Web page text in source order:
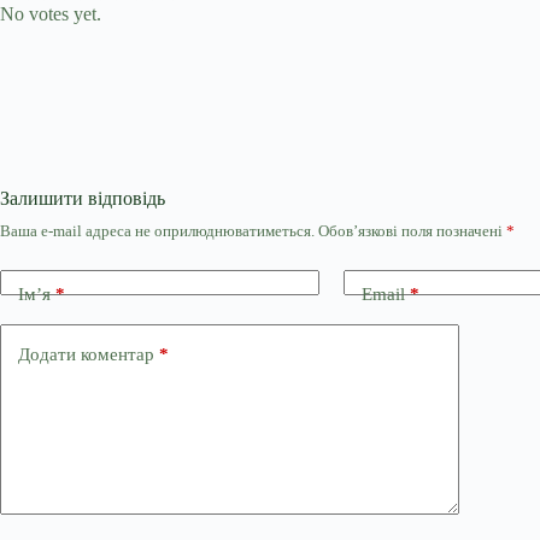
No votes yet.
Залишити відповідь
Ваша e-mail адреса не оприлюднюватиметься. Обов’язкові поля позначені *
Ім’я* Email*
Додати коментар *